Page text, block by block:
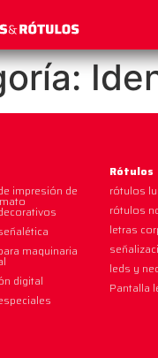
impresión de
maquinaria
digital
Rótulos
rótulos
rótulos
letras
leds y
Pantalla